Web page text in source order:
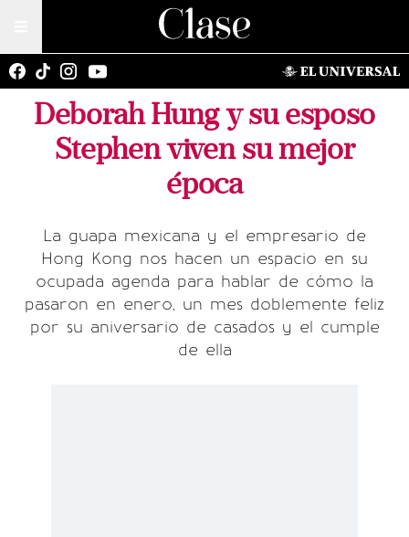
Deborah Hung y su esposo
Stephen viven su mejor
época
La guapa mexicana y el empresario de
Hong Kong nos hacen un espacio en su
ocupada agenda para hablar de cómo la
pasaron en enero, un mes doblemente feliz
por su aniversario de casados y el cumple
de ella